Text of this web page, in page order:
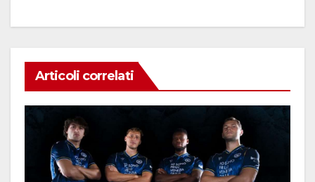
Articoli correlati